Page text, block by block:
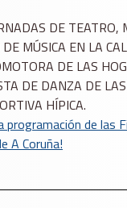
DE TEATRO,
MÚSICA EN LA
DE LAS
DE DANZA DE
HÍPICA.
programación de las
A Coruña!